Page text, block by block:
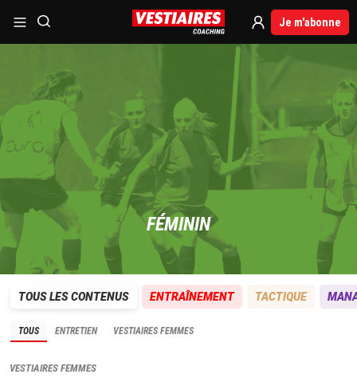
Je m'abonne
FÉMININ
TOUS LES CONTENUS ENTRAÎNEMENT TACTIQUE
TOUS ENTRETIEN VESTIAIRES FEMMES
VESTIAIRES FEMMES